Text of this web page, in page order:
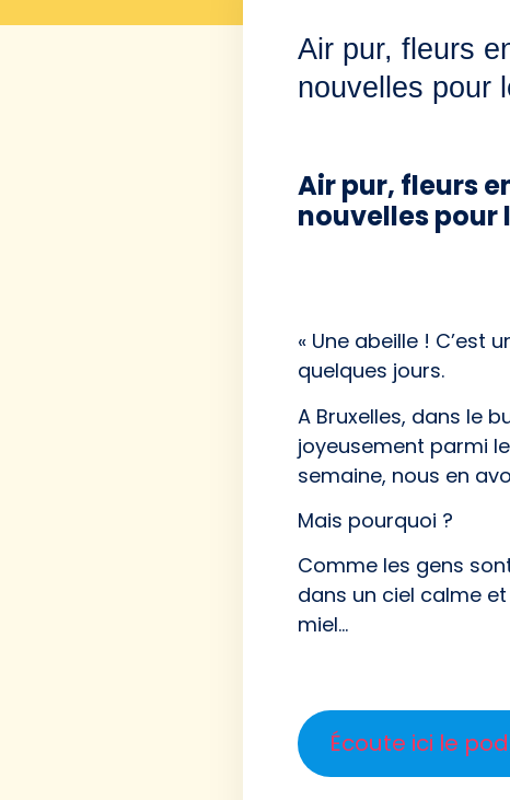
Air pur, fleurs
nouvelles pour
Air pur, fleurs
nouvelles pour
« Une abeille ! C’est
quelques jours.
A Bruxelles, dans le
joyeusement parmi
semaine, nous en
Mais pourquoi ?
Comme les gens
dans un ciel calme
miel…
Écoute ici le